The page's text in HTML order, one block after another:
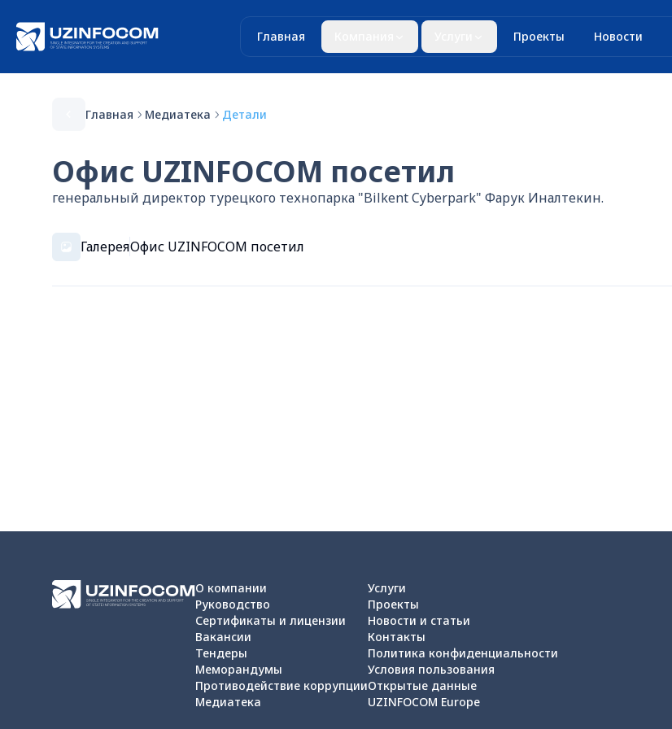
Главная Проекты Новости
Главная Медиатека Детали
Офис UZINFOCOM посетил
генеральный директор турецкого технопарка "Bilkent Cyberpark" Фарук Иналтекин.
ГалереяОфис UZINFOCOM посетил
О компании
Руководство
Сертификаты и лицензии
Вакансии
Тендеры
Меморандумы
Противодействие коррупции
Медиатека
Услуги
Проекты
Новости и статьи
Контакты
Политика конфиденциальности
Условия пользования
Открытые данные
UZINFOCOM Europe